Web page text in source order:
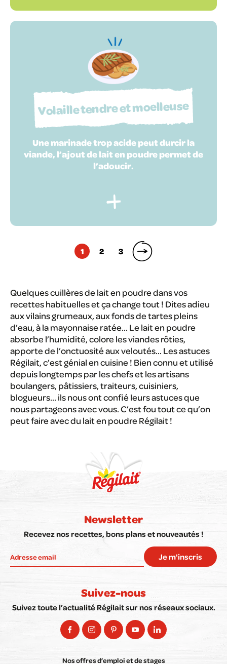
Volaille tendre et moelleuse
Une marinade trop acide peut durcir la
viande, l’ajout de lait en poudre permet de
l’adoucir.
Pagination
publications
1 2 3
Quelques cuillères de lait en poudre dans vos
recettes habituelles et ça change tout ! Dites adieu
aux vilains grumeaux, aux fonds de tartes pleins
d’eau, à la mayonnaise ratée… Le lait en poudre
absorbe l’humidité, colore les viandes rôties,
apporte de l’onctuosité aux veloutés… Les astuces
Régilait, c’est génial en cuisine ! Bien connu et utilisé
depuis longtemps par les chefs et les artisans
boulangers, pâtissiers, traiteurs, cuisiniers,
blogueurs… ils nous ont confié leurs astuces que
nous partageons avec vous. C’est fou tout ce qu’on
peut faire avec du lait en poudre Régilait !
Newsletter
Recevez nos recettes, bons plans et nouveautés !
Je m'inscris
Suivez-nous
Suivez toute l’actualité Régilait sur nos réseaux sociaux.
Nos offres d’emploi et de stages